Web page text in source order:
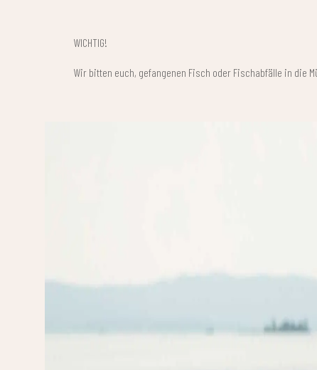
WICHTIG!
Wir bitten euch, gefangenen Fisch oder Fischabfälle in die